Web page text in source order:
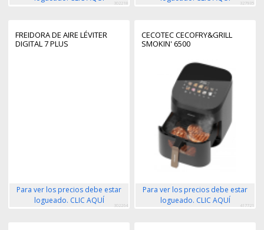
302218 327935
FREIDORA DE AIRE LÉVITER
DIGITAL 7 PLUS
Para ver los precios debe estar
logueado. CLIC AQUÍ
302264
CECOTEC CECOFRY&GRILL
SMOKIN' 6500
Para ver los precios debe estar
logueado. CLIC AQUÍ
417721